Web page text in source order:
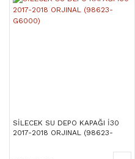
SİLECEK SU DEPO KAPAĞI İ30
2017-2018 ORJINAL (98623-